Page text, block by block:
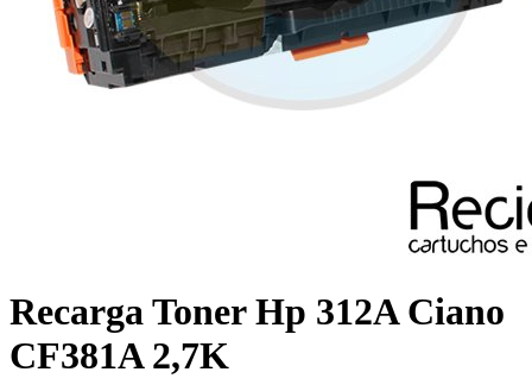
Recarga Toner Hp 312A Ciano
CF381A 2,7K